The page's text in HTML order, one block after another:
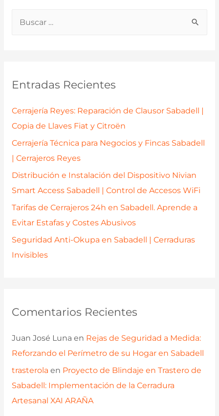
p
o
:
Entradas Recientes
Cerrajería Reyes: Reparación de Clausor Sabadell |
Copia de Llaves Fiat y Citroën
Cerrajería Técnica para Negocios y Fincas Sabadell
| Cerrajeros Reyes
Distribución e Instalación del Dispositivo Nivian
Smart Access Sabadell | Control de Accesos WiFi
Tarifas de Cerrajeros 24h en Sabadell. Aprende a
Evitar Estafas y Costes Abusivos
Seguridad Anti-Okupa en Sabadell | Cerraduras
Invisibles
Comentarios Recientes
Juan José Luna en Rejas de Seguridad a Medida:
Reforzando el Perímetro de su Hogar en Sabadell
trasterola en Proyecto de Blindaje en Trastero de
Sabadell: Implementación de la Cerradura
Artesanal XAI ARAÑA